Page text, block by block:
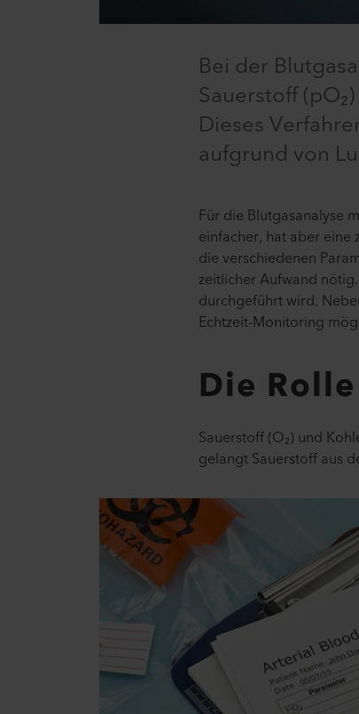
Bei der
Sauerstoff
Dieses
aufgrund von
Für die Blutgasanalyse
einfacher, hat aber
die verschiedenen
zeitlicher Aufwand
durchgeführt wird.
Echtzeit-Monitoring
Die
Sauerstoff (O₂) und
gelangt Sauerstoff aus